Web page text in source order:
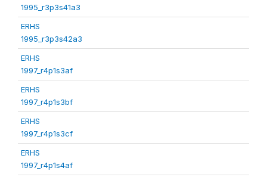
1995_r3p3s41a3
ERHS
1995_r3p3s42a3
ERHS
1997_r4p1s3af
ERHS
1997_r4p1s3bf
ERHS
1997_r4p1s3cf
ERHS
1997_r4p1s4af